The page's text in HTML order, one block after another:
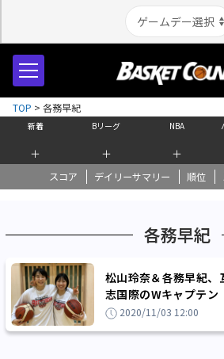
新着
＋
Bリーグ
＋
NBA
＋
スコア デイリーサマリー 順位
TOP > 各務早紀
各務早紀
松山玲奈＆各務早紀、
志国際のWキャプテン
はチーム力」
2020/11/03 12:00